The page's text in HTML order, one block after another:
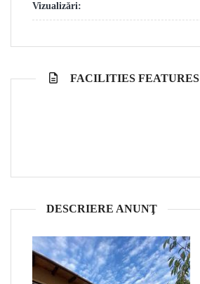
Vizualizări:
FACILITIES FEATURES
DESCRIERE ANUNŢ